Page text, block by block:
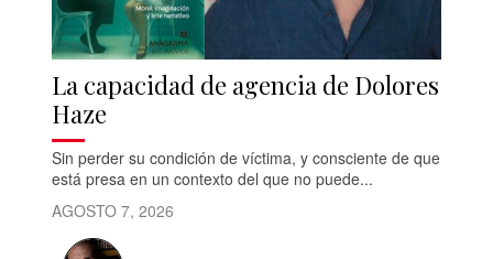
La capacidad de agencia de Dolores
Haze
Sin perder su condición de víctima, y consciente de que
está presa en un contexto del que no puede...
AGOSTO 7, 2026